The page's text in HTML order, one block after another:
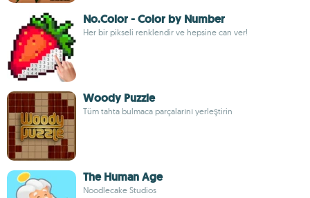
No.Color - Color by Number
Her bir pikseli renklendir ve hepsine can ver!
Woody Puzzle
Tüm tahta bulmaca parçalarını yerleştirin
The Human Age
Noodlecake Studios